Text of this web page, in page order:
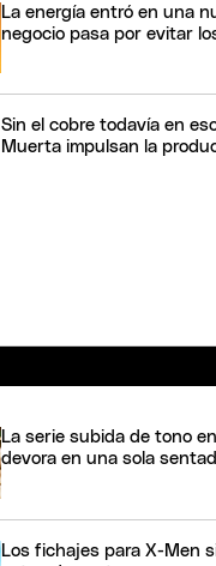
La energía entró en una
negocio pasa por evitar
Sin el cobre todavía en
Muerta impulsan la
La serie subida de tono
devora en una sola
Los fichajes para X-Men